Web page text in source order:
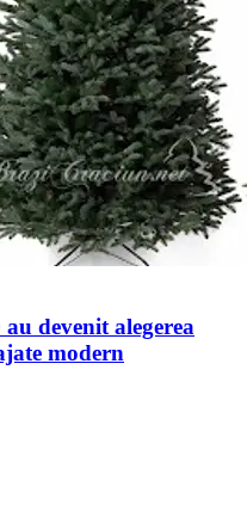
devenit alegerea
modern